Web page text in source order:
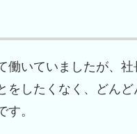
働いていましたが、
をしたくなく、どん
。